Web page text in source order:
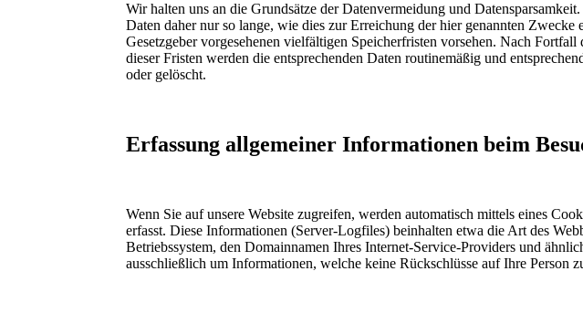
Wir halten uns an die Grundsätze der Datenvermeidung und
Daten daher nur so lange, wie dies zur Erreichung der hier genannten
Gesetzgeber vorgesehenen vielfältigen Speicherfristen vorsehen. Nach
dieser Fristen werden die entsprechenden Daten routinemäßig und
oder gelöscht.
Erfassung allgemeiner Informationen beim
Wenn Sie auf unsere Website zugreifen, werden automatisch mittels eines
erfasst. Diese Informationen (Server-Logfiles) beinhalten etwa die Art des
Betriebssystem, den Domainnamen Ihres Internet-Service-Providers und
ausschließlich um Informationen, welche keine Rückschlüsse auf Ihre Person